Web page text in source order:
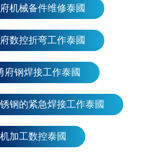
机械备件维修泰國
数控折弯工作泰國
府钢焊接工作泰國
钢的紧急焊接工作泰國
机加工数控泰國